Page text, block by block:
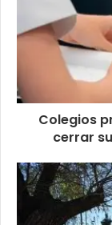
Colegios
cerrar